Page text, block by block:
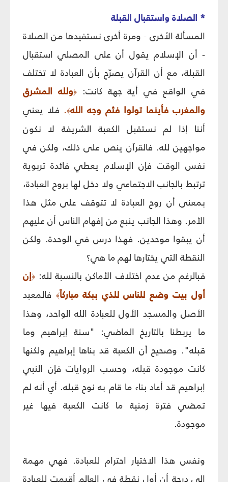
* الصلاة واستقبال القبلة
المسألة الأخرى - ومرة أخرى نستفيدها من الصلاة
- أن الإسلام يقول أن على المصلي استقبال
القبلة، مع أن القرآن يصرّح بأن العبادة لا تختلف
في الواقع في أية جهة كانت:﴿ولله المشرق
والمغرب فأينما تولوا فثم وجه الله﴾. فلا يعني
أننا إذا لم نستقبل الكعبة الشريفة لا نكون
مواجهين لله. فالقرآن ينص على ذلك، ولكن في
نفس الوقت فإن الإسلام يعطي فائدة تربوية
ترتبط بالجانب الاجتماعي ولا دخل لها بروح العبادة،
بمعنى أن روح العبادة لا تتوقف على مثل هذا
الأمر. وهذا الجانب ينبع من إفهام الناس أن عليهم
أن يبقوا موحدين. فهذا درس في الوحدة. ولكن
النقطة التي يختارها لهم ما هي؟
فبالرغم من عدم اختلاف الأماكن بالنسبة لله: ﴿إن
أول بيت وضع للناس للذي ببكة مباركاً﴾ فالمعبد
الأصل والمسجد الأول للعبادة الله الواحد، وهذا
ما يربطنا بالتاريخ الماضي: "سنة إبراهيم وما
قبله". وصحيح أن الكعبة قد بناها إبراهيم ولكنها
كانت موجودة قبله، وحسب الروايات فإن النبي
إبراهيم قد أعاد بناء ما قام به نوح قبله. أي أنه لم
تمضي فترة زمنية ما كانت الكعبة فيها غير
موجودة.
ونفس هذا الاختيار احترام للعبادة. فهي مهمة
إلى درجة أن أول نقطة في العالم أقيمت للعبادة